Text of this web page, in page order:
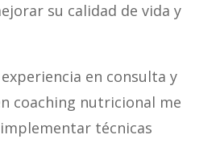
su calidad de vida y
en consulta y
coaching nutricional me
técnicas